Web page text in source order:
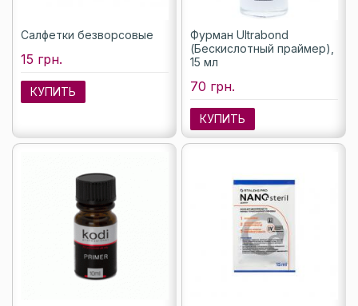
Салфетки безворсовые
15 грн.
КУПИТЬ
Фурман Ultrabond
(Бескислотный праймер),
15 мл
70 грн.
КУПИТЬ